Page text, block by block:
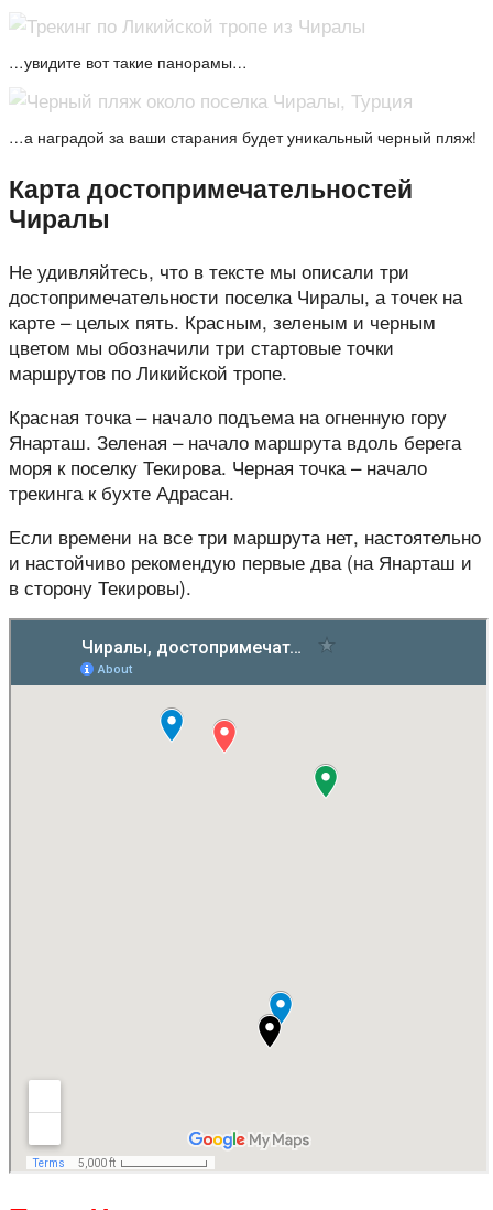
…увидите вот такие панорамы…
…а наградой за ваши старания будет уникальный черный пляж!
Карта достопримечательностей
Чиралы
Не удивляйтесь, что в тексте мы описали три
достопримечательности поселка Чиралы, а точек на
карте – целых пять. Красным, зеленым и черным
цветом мы обозначили три стартовые точки
маршрутов по Ликийской тропе.
Красная точка – начало подъема на огненную гору
Янарташ. Зеленая – начало маршрута вдоль берега
моря к поселку Текирова. Черная точка – начало
трекинга к бухте Адрасан.
Если времени на все три маршрута нет, настоятельно
и настойчиво рекомендую первые два (на Янарташ и
в сторону Текировы).